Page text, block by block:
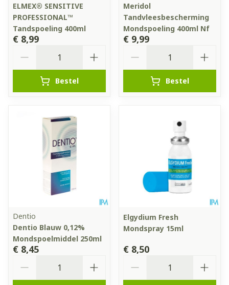
ELMEX® SENSITIVE
PROFESSIONAL™
Tandspoeling 400ml
€ 8,99
Bestel
Meridol
Tandvleesbescherming
Mondspoeling 400ml Nf
€ 9,99
Bestel
Dentio
Dentio Blauw 0,12%
Mondspoelmiddel 250ml
€ 8,45
Elgydium Fresh
Mondspray 15ml
€ 8,50